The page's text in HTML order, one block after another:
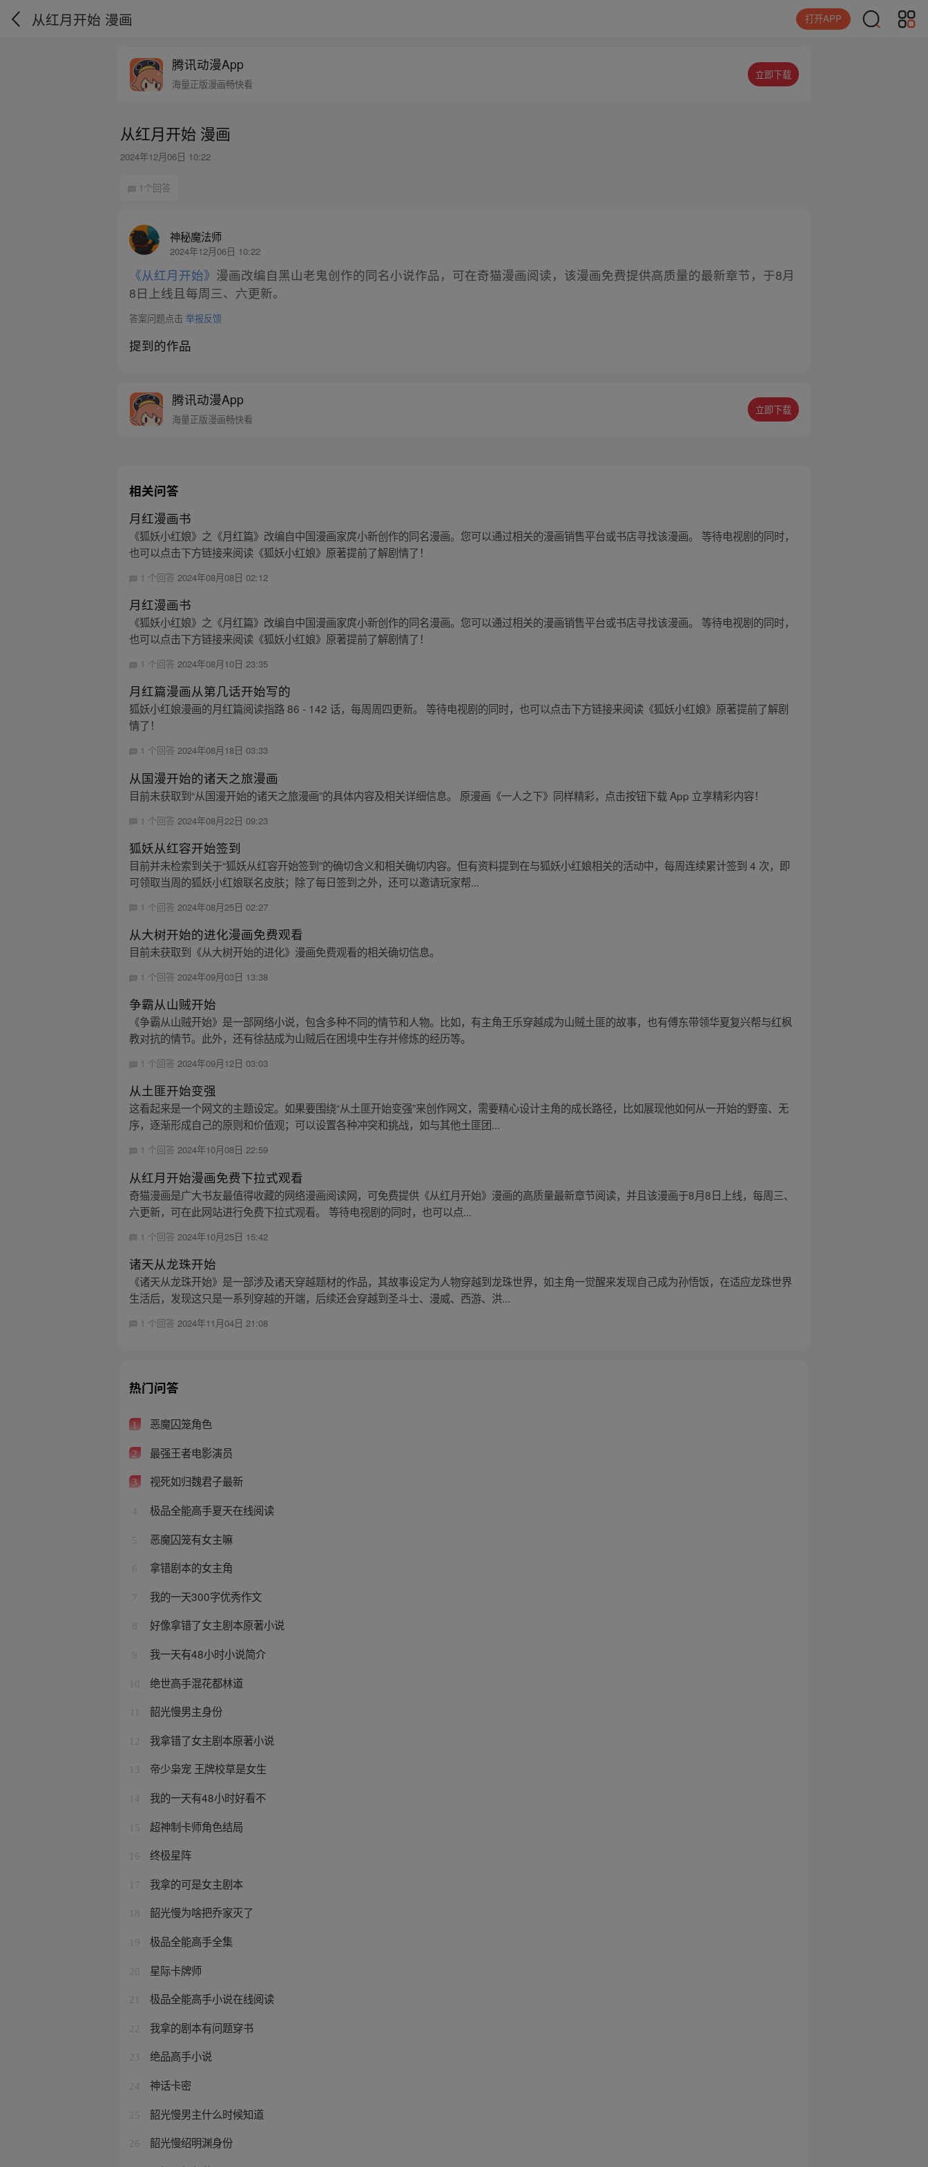
从红月开始 漫画 打开APP
腾讯动漫App
海量正版漫画畅快看
立即下载
从红月开始 漫画
2024年12月06日 10:22
1个回答
神秘魔法师
2024年12月06日 10:22
《从红月开始》 漫画改编自黑山老鬼创作的同名小说作品，可在奇猫漫画阅读，该漫画免费提供高质量的最新章节，于8月
8日上线且每周三、六更新。
答案问题点击举报反馈
提到的作品
腾讯动漫App
海量正版漫画畅快看
立即下载
相关问答
月红漫画书
《狐妖小红娘》之《月红篇》改编自中国漫画家庹小新创作的同名漫画。您可以通过相关的漫画销售平台或书店寻找该漫画。 等待电视剧的同时，
也可以点击下方链接来阅读《狐妖小红娘》原著提前了解剧情了！
1 个回答2024年08月08日 02:12
月红漫画书
《狐妖小红娘》之《月红篇》改编自中国漫画家庹小新创作的同名漫画。您可以通过相关的漫画销售平台或书店寻找该漫画。 等待电视剧的同时，
也可以点击下方链接来阅读《狐妖小红娘》原著提前了解剧情了！
1 个回答2024年08月10日 23:35
月红篇漫画从第几话开始写的
狐妖小红娘漫画的月红篇阅读指路 86 - 142 话，每周周四更新。 等待电视剧的同时，也可以点击下方链接来阅读《狐妖小红娘》原著提前了解剧
情了！
1 个回答2024年08月18日 03:33
从国漫开始的诸天之旅漫画
目前未获取到“从国漫开始的诸天之旅漫画”的具体内容及相关详细信息。 原漫画《一人之下》同样精彩，点击按钮下载 App 立享精彩内容！
1 个回答 2024年08月22日 09:23
狐妖从红容开始签到
目前并未检索到关于“狐妖从红容开始签到”的确切含义和相关确切内容。但有资料提到在与狐妖小红娘相关的活动中，每周连续累计签到 4 次，即
可领取当周的狐妖小红娘联名皮肤；除了每日签到之外，还可以邀请玩家帮...
1 个回答 2024年08月25日 02:27
从大树开始的进化漫画免费观看
目前未获取到《从大树开始的进化》漫画免费观看的相关确切信息。
1 个回答2024年09月03日 13:38
争霸从山贼开始
《争霸从山贼开始》是一部网络小说，包含多种不同的情节和人物。比如，有主角王乐穿越成为山贼土匪的故事，也有傅东带领华夏复兴帮与红枫
教对抗的情节。此外，还有徐喆成为山贼后在困境中生存并修炼的经历等。
1 个回答2024年09月12日 03:03
从土匪开始变强
这看起来是一个网文的主题设定。如果要围绕“从土匪开始变强”来创作网文，需要精心设计主角的成长路径，比如展现他如何从一开始的野蛮、无
序，逐渐形成自己的原则和价值观；可以设置各种冲突和挑战，如与其他土匪团...
1 个回答2024年10月08日 22:59
从红月开始漫画免费下拉式观看
奇猫漫画是广大书友最值得收藏的网络漫画阅读网，可免费提供《从红月开始》漫画的高质量最新章节阅读，并且该漫画于8月8日上线，每周三、
六更新，可在此网站进行免费下拉式观看。 等待电视剧的同时，也可以点...
1 个回答 2024年10月25日 15:42
诸天从龙珠开始
《诸天从龙珠开始》是一部涉及诸天穿越题材的作品，其故事设定为人物穿越到龙珠世界，如主角一觉醒来发现自己成为孙悟饭，在适应龙珠世界
生活后，发现这只是一系列穿越的开端，后续还会穿越到圣斗士、漫威、西游、洪...
1 个回答 2024年11月04日 21:08
热门问答
1 恶魔囚笼角色
2 最强王者电影演员
3 视死如归魏君子最新
4 极品全能高手夏天在线阅读
5 恶魔囚笼有女主嘛
6 拿错剧本的女主角
7 我的一天300字优秀作文
8 好像拿错了女主剧本原著小说
9 我一天有48小时小说简介
10 绝世高手混花都林道
韶光慢男主身份
12 我拿错了女主剧本原著小说
13 帝少枭宠 王牌校草是女生
14 我的一天有48小时好看不
15 超神制卡师角色结局
16 终极星阵
17 我拿的可是女主剧本
18 韶光慢为啥把乔家灭了
19 极品全能高手全集
20 星际卡牌师
21 极品全能高手小说在线阅读
22 我拿的剧本有问题穿书
23 绝品高手小说
24 神话卡密
25 韶光慢男主什么时候知道
26 韶光慢绍明渊身份